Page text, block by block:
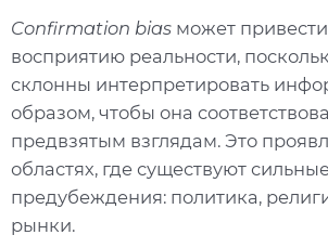
Confirmation bias может
восприятию реальности,
склонны интерпретировать
образом, чтобы она
предвзятым взглядам. Это
областях, где существуют
предубеждения: политика,
рынки.